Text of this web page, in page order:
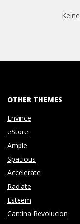
OTHER THEMES
Envince
eStore
Ample
Spacious
Accelerate
Radiate
Esteem
Cantina Revolucion